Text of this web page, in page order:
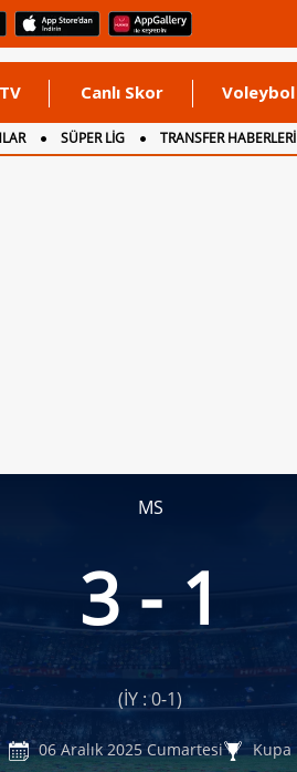
Canlı Skor Voleybol
SÜPER LİG TRANSFER HABERLERİ
MS
3 - 1
(İY : 0-1)
06 Aralık 2025 Cumartesi Kupa